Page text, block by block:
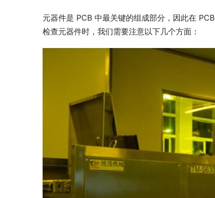
元器件是 PCB 中最关键的组成部分，因此在
检查元器件时，我们需要注意以下几个方面：